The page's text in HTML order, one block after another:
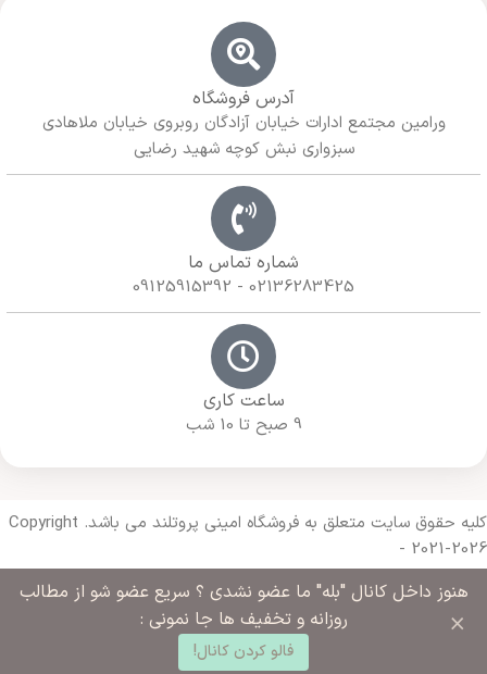
آدرس فروشگاه
ورامین مجتمع ادارات خیابان آزادگان روبروی خیابان ملاهادی
سبزواری نبش کوچه شهید رضایی
شماره تماس ما
02136283425 - 09125915392
ساعت کاری
9 صبح تا 10 شب
کلیه حقوق سایت متعلق به فروشگاه امینی پروتلند می باشد. Copyright
- 2021-2026
Made with 🔥 By Armazda Web
هنوز داخل کانال "بله" ما عضو نشدی ؟ سریع عضو شو از مطالب
روزانه و تخفیف ها جا نمونی :
فالو کردن کانال!
×